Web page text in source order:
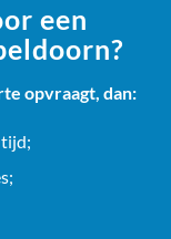
een
opvraagt, dan: